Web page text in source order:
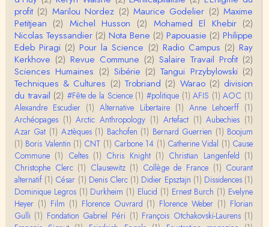
nement de ces reconstitutions dont la visit…
Anonymous
Je viens de regarder une vidéo de Pascal Picq sur
"le blob" à l'instant. Mon premier r…
Yves Le Dantec
En effet, par "hiérarchie" j'entendais surtout ce que
tu entends dans ton second point…
Claude Julien
« Nous n’avons pas cessé, de toute évidence, d’êt
re ‘ethnocentriques’. Mais nous n’en sommes pas m
oi…
Christophe Darmangeat
Encore une fois, l'histoire de la hiérarchie ne me s
emble pas être le bon angle de discussion – …
profit (2) Marilou Nordez (2) Maurice Godelier (2) Maxime
Petitjean (2) Michel Husson (2) Mohamed El Khebir (2)
Nicolas Teyssandier (2) Nota Bene (2) Papouasie (2) Philippe
Edeb Piragi (2) Pour la Science (2) Radio Campus (2) Ray
Kerkhove (2) Revue Commune (2) Salaire Travail Profit (2)
Sciences Humaines (2) Sibérie (2) Tangui Przybylowski (2)
Techniques & Cultures (2) Trobriand (2) Warao (2) division
du travail (2) #Fête de la Science (1) #politique (1) AFIS (1) AOC (1)
Alexandre Escudier (1) Alternative Libertaire (1) Anne Lehoerff (1)
Archéopages (1) Arctic Anthropology (1) Artefact (1) Aubechies (1)
Azar Gat (1) Aztèques (1) Bachofen (1) Bernard Guerrien (1) Boojum
(1) Boris Valentin (1) CNT (1) Carbone 14 (1) Catherine Vidal (1) Cause
Commune (1) Celtes (1) Chris Knight (1) Christian Langenfeld (1)
Christophe Clerc (1) Clausewitz (1) Collège de France (1) Courant
alternatif (1) César (1) Denis Clerc (1) Didier Epsztajn (1) Dissidences (1)
Dominique Legros (1) Durkheim (1) Elucid (1) Ernest Burch (1) Evelyne
Heyer (1) Film (1) Florence Ouvrard (1) Florence Weber (1) Florian
Gulli (1) Fondation Gabriel Péri (1) François Otchakovski-Laurens (1)